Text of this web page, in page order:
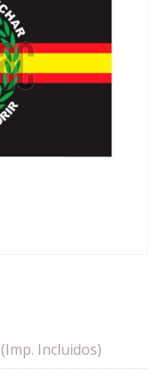
(Imp. Incluidos)